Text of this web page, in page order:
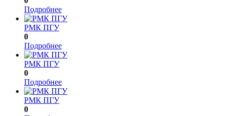
Подробнее
РМК ПГУ
0
Подробнее
РМК ПГУ
0
Подробнее
РМК ПГУ
0